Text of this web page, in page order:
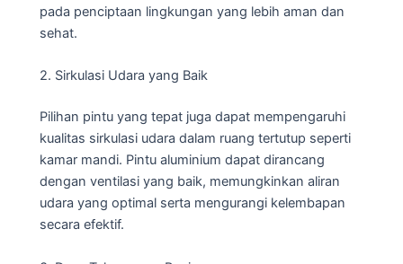
pada penciptaan lingkungan yang lebih aman dan
sehat.
2. Sirkulasi Udara yang Baik
Pilihan pintu yang tepat juga dapat mempengaruhi
kualitas sirkulasi udara dalam ruang tertutup seperti
kamar mandi. Pintu aluminium dapat dirancang
dengan ventilasi yang baik, memungkinkan aliran
udara yang optimal serta mengurangi kelembapan
secara efektif.